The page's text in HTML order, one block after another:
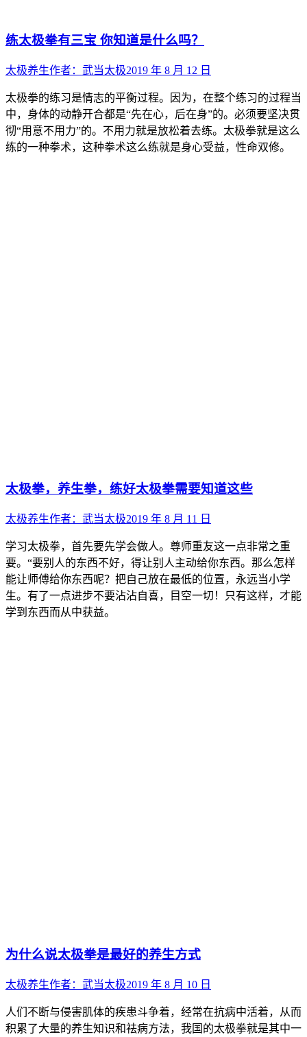
练太极拳有三宝 你知道是什么吗？
太极养生作者： 武当太极2019 年 8 月 12 日
太极拳的练习是情志的平衡过程。因为，在整个练习的过程当
中，身体的动静开合都是“先在心，后在身”的。必须要坚决贯
彻“用意不用力”的。不用力就是放松着去练。太极拳就是这么
练的一种拳术，这种拳术这么练就是身心受益，性命双修。
太极拳，养生拳，练好太极拳需要知道这些
太极养生作者： 武当太极2019 年 8 月 11 日
学习太极拳，首先要先学会做人。尊师重友这一点非常之重
要。“要别人的东西不好，得让别人主动给你东西。那么怎样
能让师傅给你东西呢？把自己放在最低的位置，永远当小学
生。有了一点进步不要沾沾自喜，目空一切！只有这样，才能
学到东西而从中获益。
为什么说太极拳是最好的养生方式
太极养生作者： 武当太极2019 年 8 月 10 日
人们不断与侵害肌体的疾患斗争着，经常在抗病中活着，从而
积累了大量的养生知识和祛病方法，我国的太极拳就是其中一